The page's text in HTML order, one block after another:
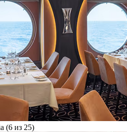
(6 из 25)